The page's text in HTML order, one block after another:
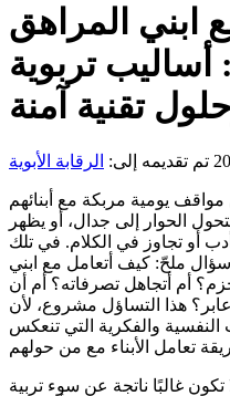
ابني المراهق
أساليب تربوية
تقنية آمنة
تم تقديمه إلى: الرقابة الأبوية
مواقف يومية مربكة مع أبنائهم
الحوار إلى جدال، أو يظهر
أو تجاوز في الكلام. في تلك
سؤال ملحّ: كيف أتعامل مع ابني
أم أتجاهل تصرفاته؟ أم أن
هذا التساؤل مشروع، لأن
النفسية والفكرية التي تنعكس
تكون غالبًا ناتجة عن سوء تربية